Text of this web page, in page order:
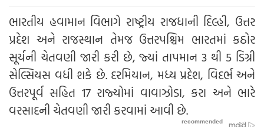
ભારતીય હવામાન વિભાગે રાષ્ટ્રીય રાજધાની દિલ્હી, ઉત્તર
પ્રદેશ અને રાજસ્થાન તેમજ ઉત્તરપશ્ચિમ ભારતમાં કઠોર
સૂર્યની ચેતવણી જારી કરી છે, જ્યાં તાપમાન 3 થી 5 ડિગ્રી
સેલ્સિયસ વધી શકે છે. દરમિયાન, મધ્ય પ્રદેશ, વિદર્ભ અને
ઉત્તરપૂર્વ સહિત 17 રાજ્યોમાં વાવાઝોડા, કરા અને ભારે
વરસાદની ચેતવણી જારી કરવામાં આવી છે.